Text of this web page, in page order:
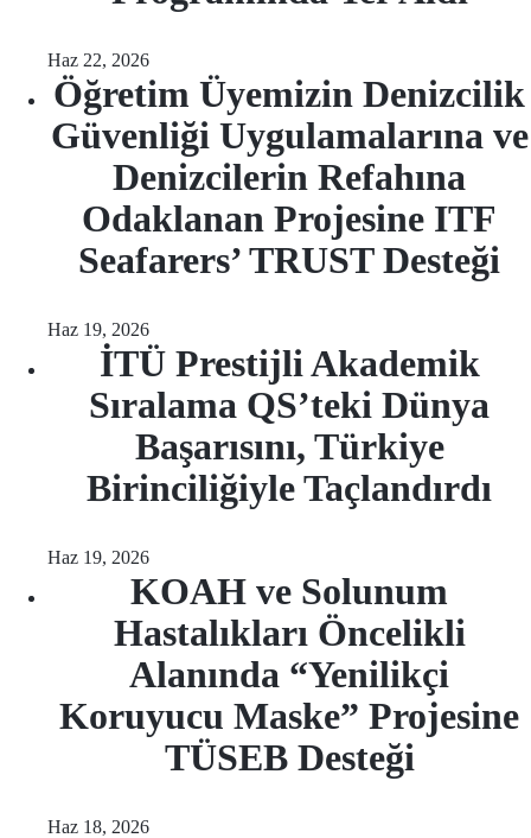
Haz 22, 2026
Öğretim Üyemizin Denizcilik
Güvenliği Uygulamalarına ve
Denizcilerin Refahına
Odaklanan Projesine ITF
Seafarers’ TRUST Desteği
Haz 19, 2026
İTÜ Prestijli Akademik
Sıralama QS’teki Dünya
Başarısını, Türkiye
Birinciliğiyle Taçlandırdı
Haz 19, 2026
KOAH ve Solunum
Hastalıkları Öncelikli
Alanında “Yenilikçi
Koruyucu Maske” Projesine
TÜSEB Desteği
Haz 18, 2026